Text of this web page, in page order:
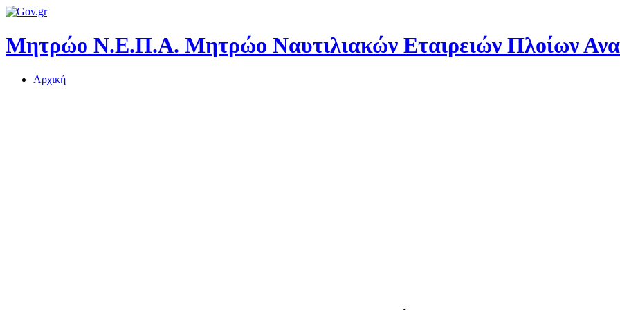
Μητρώο Ν.Ε.Π.Α. Μητρώο Ναυτιλιακών Εταιρειών Πλοίων
Αρχική